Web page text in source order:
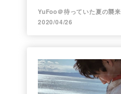
YuFoo＠待っていた夏の襲来
2020/04/26